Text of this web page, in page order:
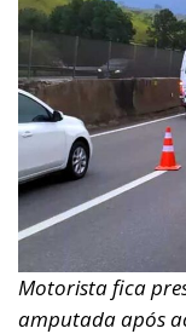
Motorista fica
amputada após